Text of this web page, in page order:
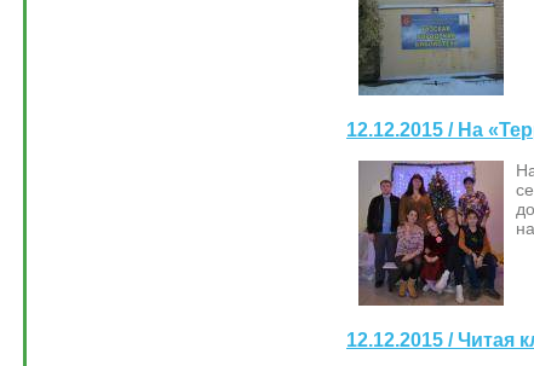
12.12.2015 / На
12.12.2015 / Читая